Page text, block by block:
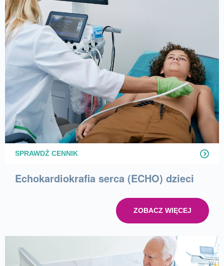
SPRAWDŹ CENNIK
Echokardiokrafia serca (ECHO) dzieci
ZOBACZ WIĘCEJ